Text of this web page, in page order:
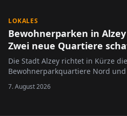
LOKALES
Bewohnerparken in
Zwei neue Quartiere
Die Stadt Alzey richtet in Kürze
Bewohnerparkquartiere Nord
die Regelungen übersichtlicher
7. August 2026